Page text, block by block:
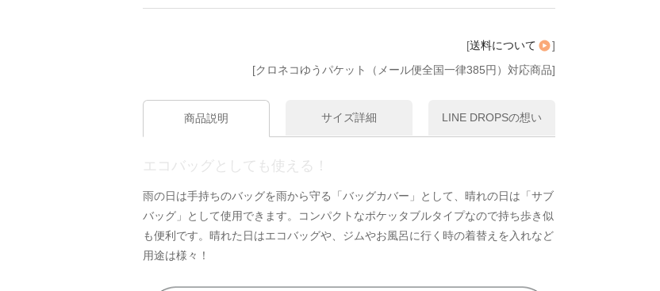
[送料について
]
[クロネコゆうパケット（メール便全国一律385円）対応商品]
商品説明 サイズ詳細 LINE DROPSの想い
エコバッグとしても使える！
雨の日は手持ちのバッグを雨から守る「バッグカバー」として、晴れの日は「サブ
バッグ」として使用できます。コンパクトなポケッタブルタイプなので持ち歩き似
も便利です。晴れた日はエコバッグや、ジムやお風呂に行く時の着替えを入れなど
用途は様々！